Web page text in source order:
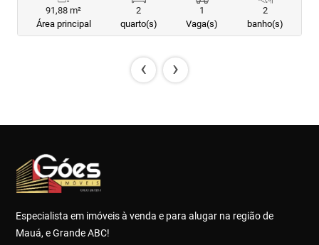
91,88 m²
Área principal
2
quarto(s)
1
Vaga(s)
2
banho(s)
‹ ›
Especialista em imóveis à venda e para alugar na região de
Mauá, e Grande ABC!